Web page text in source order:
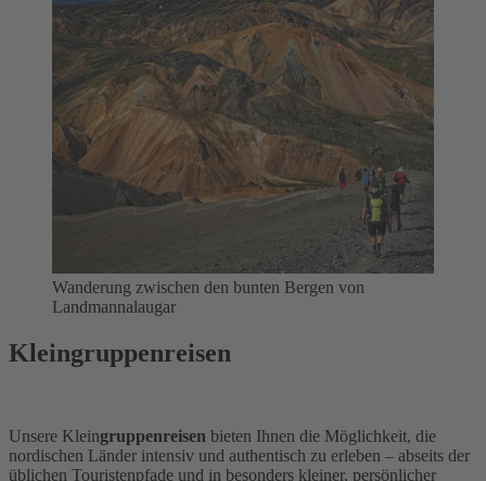
Wanderung zwischen den bunten Bergen von
Landmannalaugar
Kleingruppenreisen
Unsere Kleingruppenreisen bieten Ihnen die Möglichkeit, die
nordischen Länder intensiv und authentisch zu erleben – abseits der
üblichen Touristenpfade und in besonders kleiner, persönlicher